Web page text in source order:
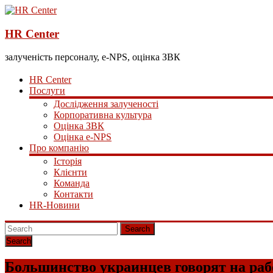
HR Center
залученість персоналу, e-NPS, оцінка ЗВК
HR Center
Послуги
Дослідження залученості
Корпоративна культура
Оцінка ЗВК
Оцінка e-NPS
Про компанію
Історія
Клієнти
Команда
Контакти
HR-Новини
Search
Большинство украинцев говорят на